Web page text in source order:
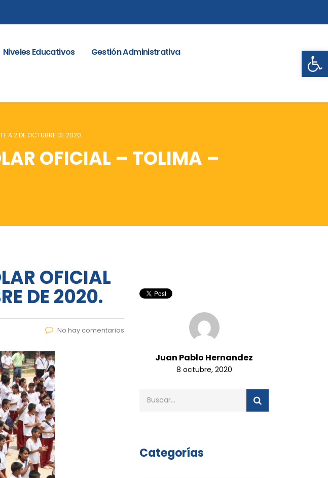
Niveles Educativos
Gestión Administrativa
A 2 DE OCTUBRE DE 2020.
OFICIAL – TOLIMA –
OFICIAL
DE 2020.
No hay comentarios
Juan Pablo Hernandez
8 octubre, 2020
Categorías